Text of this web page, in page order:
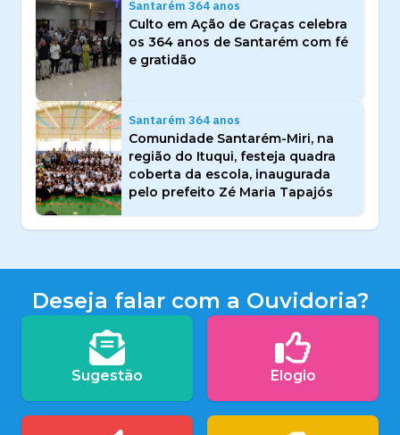
Santarém 364 anos
Culto em Ação de Graças celebra
os 364 anos de Santarém com fé
e gratidão
Santarém 364 anos
Comunidade Santarém-Miri, na
região do Ituqui, festeja quadra
coberta da escola, inaugurada
pelo prefeito Zé Maria Tapajós
Deseja falar com a Ouvidoria?
Sugestão Elogio